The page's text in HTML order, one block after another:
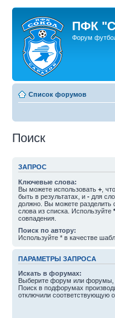
ПФК
Форум
Список форумов
Поиск
ЗАПРОС
Ключевые слова:
Вы можете использовать + ,
быть в результатах, и - для
должно. Вы можете разделить
слова из списка. Используйте *
совпадения.
Поиск по автору:
Используйте * в качестве
ПАРАМЕТРЫ ЗАПРОСА
Искать в форумах:
Выберите форум или форумы,
Поиск в подфорумах
отключили соответствующую